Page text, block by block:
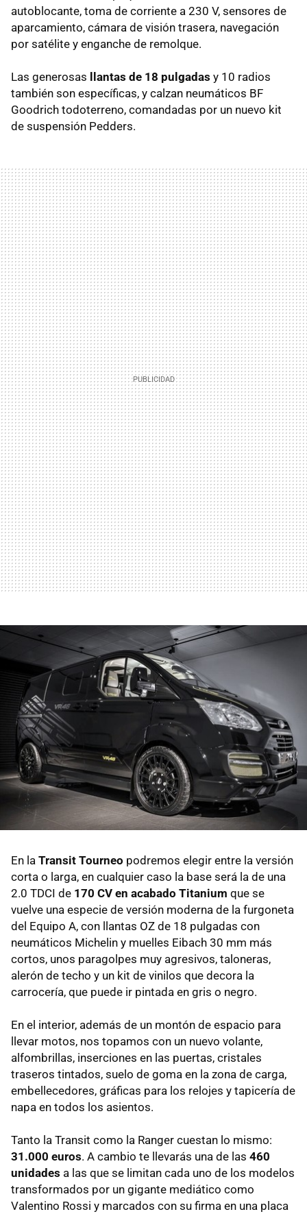
autoblocante, toma de corriente a 230 V, sensores de
aparcamiento, cámara de visión trasera, navegación
por satélite y enganche de remolque.
Las generosas llantas de 18 pulgadas y 10 radios
también son específicas, y calzan neumáticos BF
Goodrich todoterreno, comandadas por un nuevo kit
de suspensión Pedders.
En la Transit Tourneo podremos elegir entre la versión
corta o larga, en cualquier caso la base será la de una
2.0 TDCI de 170 CV en acabado Titanium que se
vuelve una especie de versión moderna de la furgoneta
del Equipo A, con llantas OZ de 18 pulgadas con
neumáticos Michelin y muelles Eibach 30 mm más
cortos, unos paragolpes muy agresivos, taloneras,
alerón de techo y un kit de vinilos que decora la
carrocería, que puede ir pintada en gris o negro.
En el interior, además de un montón de espacio para
llevar motos, nos topamos con un nuevo volante,
alfombrillas, inserciones en las puertas, cristales
traseros tintados, suelo de goma en la zona de carga,
embellecedores, gráficas para los relojes y tapicería de
napa en todos los asientos.
Tanto la Transit como la Ranger cuestan lo mismo:
31.000 euros. A cambio te llevarás una de las 460
unidades a las que se limitan cada uno de los modelos
transformados por un gigante mediático como
Valentino Rossi y marcados con su firma en una placa